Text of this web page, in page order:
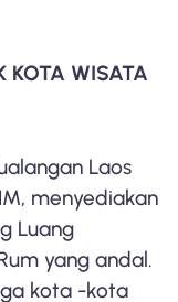
KOTA WISATA
Laos
menyediakan
Luang
yang andal.
kota -kota